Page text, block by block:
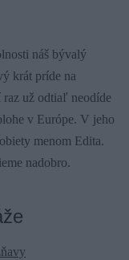
náš bývalý
krát príde na
raz už odtiaľ neodíde
v Európe. V jeho
menom Edita.
nadobro.